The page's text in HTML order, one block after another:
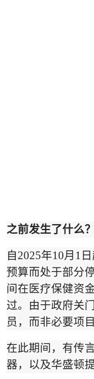
之前发生了什么？
自2025年10月 1
预算而处于部分
间在医疗保健资
过。由于政府关
员，而非必要项
在此期间，有传
器，以及华盛顿